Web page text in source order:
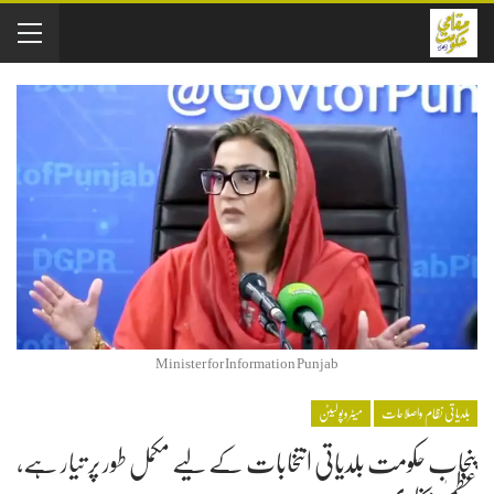
Minister for Information Punjab
بلدیاتی نظام واصلاحات میٹروپولیٹن
پنجاب حکومت بلدیاتی انتخابات کے لیے مکمل طور پر تیار ہے،